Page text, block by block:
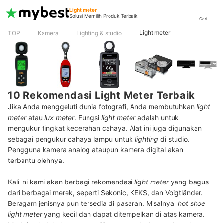
Light meter
Solusi Memilih Produk Terbaik
Cari
TOP Kamera Lighting & studio Light meter
10 Rekomendasi Light Meter Terbaik
Jika Anda menggeluti dunia fotografi, Anda membutuhkan light
meteratau lux meter. Fungsi light meteradalah untuk
mengukur tingkat kecerahan cahaya. Alat ini juga digunakan
sebagai pengukur cahaya lampu untuk lighting di studio.
Pengguna kamera analog ataupun kamera digital akan
terbantu olehnya.
Kali ini kami akan berbagi rekomendasi light meteryang bagus
dari berbagai merek, seperti Sekonic, KEKS, dan Voigtländer.
Beragam jenisnya pun tersedia di pasaran. Misalnya, hot shoe
light meteryang kecil dan dapat ditempelkan di atas kamera.